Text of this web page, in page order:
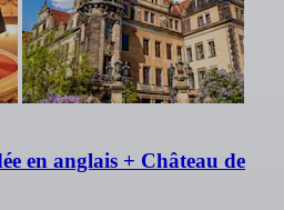
en anglais + Château de